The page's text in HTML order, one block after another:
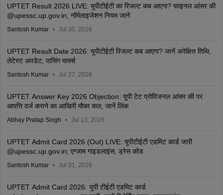
UPTET Result 2026 LIVE: यूपीटीईटी का रिजल्ट कब आएगा? फाइनल आंसर की
@upessc.up.gov.in, नॉर्मलाइजेशन नियम जानें
Santosh Kumar Jul 30, 2026
UPTET Result Date 2026: यूपीटीईटी रिजल्ट कब आएगा? जानें अपेक्षित तिथि,
लेटेस्ट अपडेट, पासिंग मार्क्स
Santosh Kumar Jul 27, 2026
UPTET Answer Key 2026 Objection: यूपी टेट प्रोविजनल आंसर की पर
आपत्ति दर्ज कराने का आखिरी मौका कल, जानें लिंक
Abhay Pratap Singh Jul 13, 2026
UPTET Admit Card 2026 (Out) LIVE: यूपीटीईटी एडमिट कार्ड जारी
@upessc.up.gov.in; एग्जाम गाइडलाइंस, ड्रेस कोड
Santosh Kumar Jul 01, 2026
UPTET Admit Card 2026: यूपी टीईटी एडमिट कार्ड